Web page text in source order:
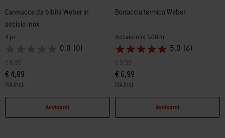
Cannucce da bibita Weber in
acciaio inox
4 pz.
0.0 (0)
Prezzo ridotto da
€ 6,99a
€ 4,89
IVA incl.
Color Options
Avvisami
Borraccia termica Weber
Acciaio inox, 500 ml
5.0 (6)
Prezzo ridotto da
€ 9,99a
€ 6,99
IVA incl.
Color Options
Avvisami